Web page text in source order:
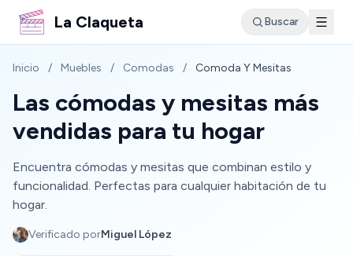
La Claqueta Buscar
Inicio / Muebles / Comodas / Comoda Y Mesitas
Las cómodas y mesitas más
vendidas para tu hogar
Encuentra cómodas y mesitas que combinan estilo y
funcionalidad. Perfectas para cualquier habitación de tu
hogar.
Verificado porMiguel López